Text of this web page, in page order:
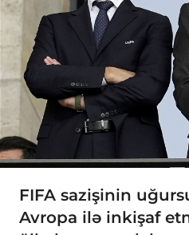
FIFA sazişinin
Avropa ilə inkişaf